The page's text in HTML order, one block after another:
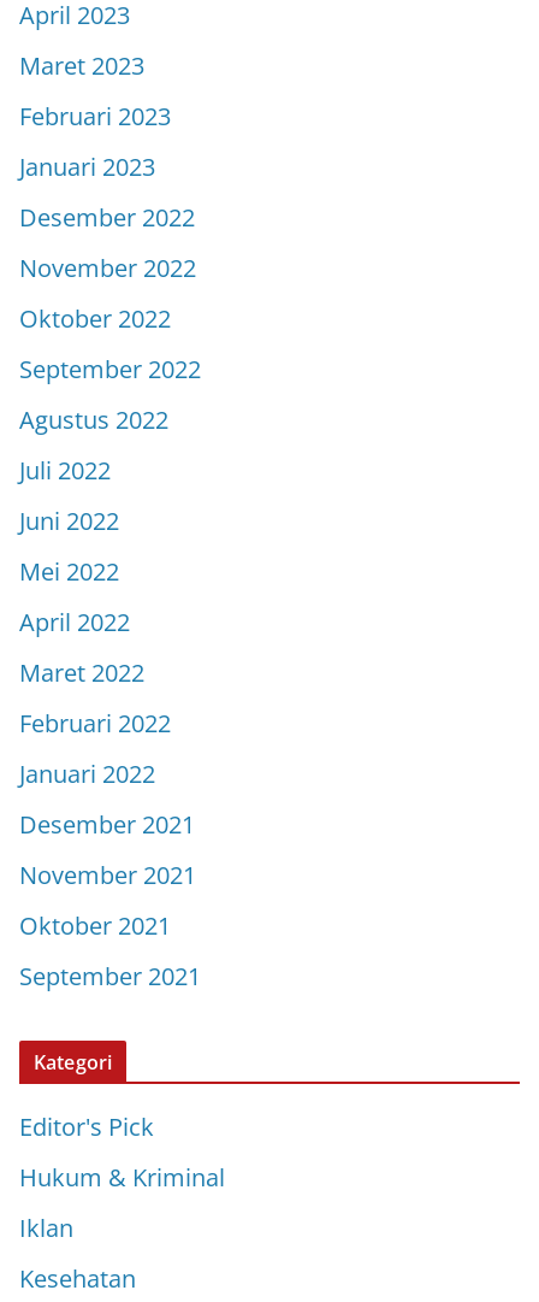
April 2023
Maret 2023
Februari 2023
Januari 2023
Desember 2022
November 2022
Oktober 2022
September 2022
Agustus 2022
Juli 2022
Juni 2022
Mei 2022
April 2022
Maret 2022
Februari 2022
Januari 2022
Desember 2021
November 2021
Oktober 2021
September 2021
Kategori
Editor's Pick
Hukum & Kriminal
Iklan
Kesehatan